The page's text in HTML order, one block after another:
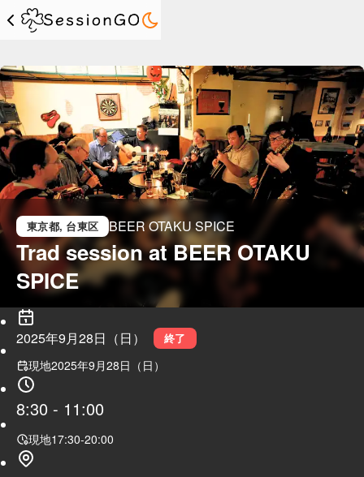
東京都, 台東区 BEER OTAKU SPICE
Trad session at BEER OTAKU
SPICE
2025年9月28日（日） 終了
現地2025年9月28日（日）
8:30 - 11:00
現地17:30-20:00